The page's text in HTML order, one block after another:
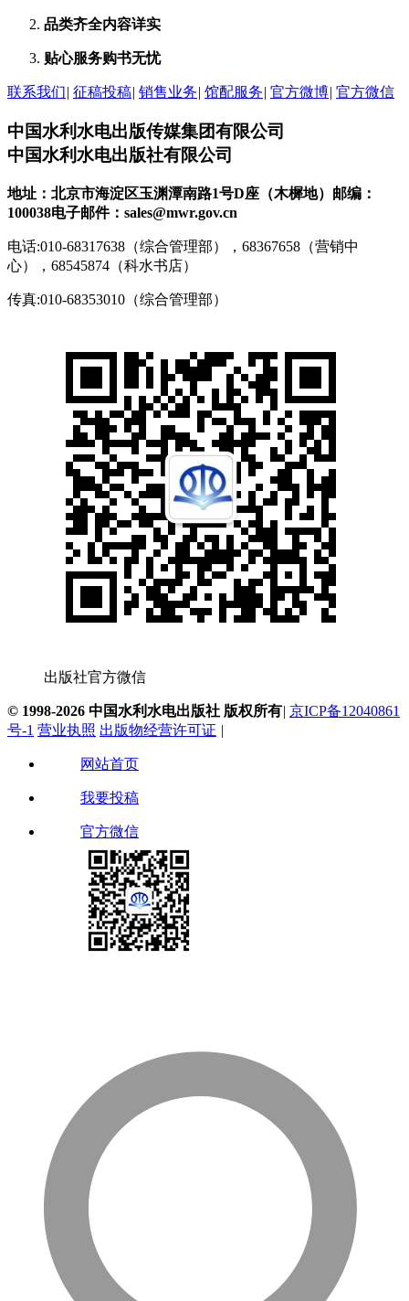
品类齐全内容详实
贴心服务购书无忧
联系我们| 征稿投稿| 销售业务| 馆配服务| 官方微博| 官方微信
中国水利水电出版传媒集团有限公司
中国水利水电出版社有限公司
地址：北京市海淀区玉渊潭南路1号D座（木樨地） 邮编：
100038电子邮件：sales@mwr.gov.cn
电话:010-68317638（综合管理部），68367658（营销中
心），68545874（科水书店）
传真:010-68353010（综合管理部）
出版社官方微信
© 1998-2026 中国水利水电出版社 版权所有| 京ICP备12040861
号-1 营业执照 出版物经营许可证 |
网站首页
我要投稿
官方微信